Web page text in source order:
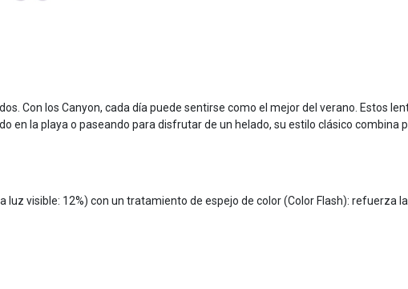
Con los Canyon, cada día puede sentirse como el mejor del verano. Estos
en la playa o paseando para disfrutar de un helado, su estilo clásico
visible: 12%) con un tratamiento de espejo de color (Color Flash): refuerza